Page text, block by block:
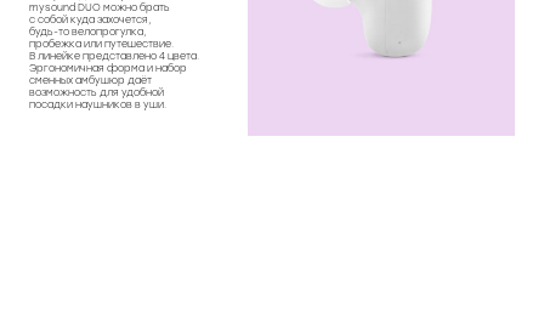
mysound DUO можно брать
с собой куда захочется,
будь-то велопрогулка,
пробежка или путешествие.
В линейке представлено 4 цвета.
Эргономичная форма и набор
сменных амбушюр даёт
возможность для удобной
посадки наушников в уши.